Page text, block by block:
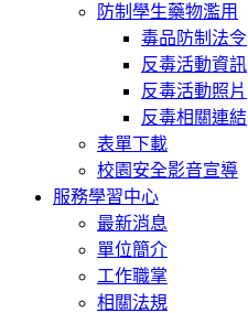
防制學生藥物濫用
毒品防制法令
反毒活動資訊
反毒活動照片
反毒相關連結
表單下載
校園安全影音宣導
服務學習中心
最新消息
單位簡介
工作職掌
相關法規